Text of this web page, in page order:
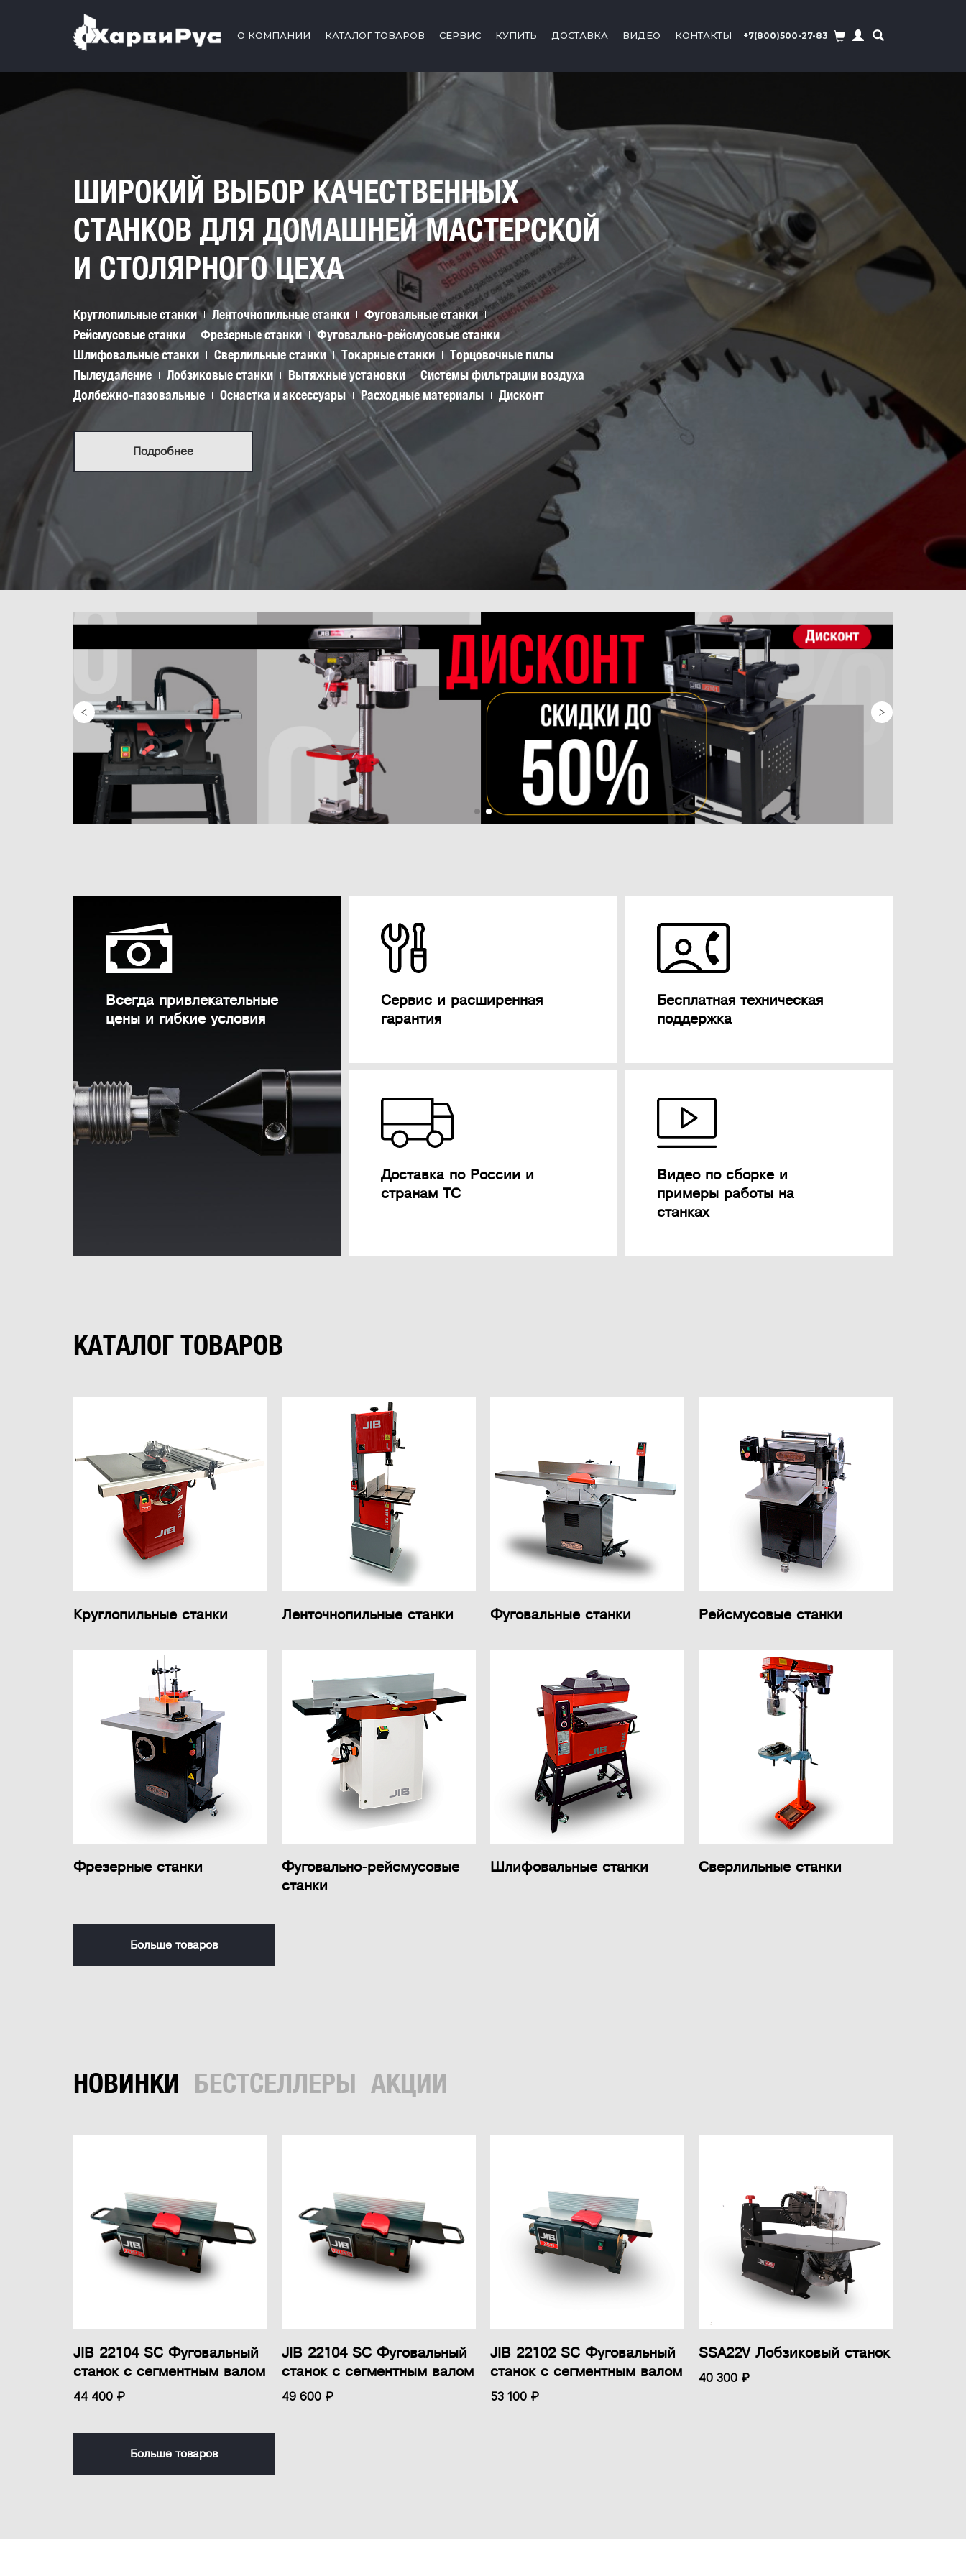
О КОМПАНИИ КАТАЛОГ ТОВАРОВ СЕРВИС КУПИТЬ ДОСТАВКА ВИДЕО КОНТАКТЫ +7(800)500-27-83
ШИРОКИЙ ВЫБОР КАЧЕСТВЕННЫХ
СТАНКОВ ДЛЯ ДОМАШНЕЙ МАСТЕРСКОЙ
И СТОЛЯРНОГО ЦЕХА
Круглопильные станки Ленточнопильные станки
Фуговальные станки
Рейсмусовые станки
Фрезерные станки
Фуговально-рейсмусовые станки
Шлифовальные станки
Сверлильные станки Токарные станки
Торцовочные пилы
Пылеудаление
Лобзиковые станки Вытяжные установки
Системы фильтрации воздуха
Долбежно-пазовальные
Оснастка и аксессуары Расходные материалы Дисконт
Подробнее
Сервис и расширенная
гарантия
Бесплатная техническая
поддержка
Доставка по России и
странам ТС
Всегда привлекательные
цены и гибкие условия
Видео по сборке и
примеры работы на
станках
КАТАЛОГ ТОВАРОВ
Круглопильные станки Ленточнопильные станки Фуговальные станки Рейсмусовые станки
Фрезерные станки
Фуговально-рейсмусовые
станки
Шлифовальные станки Сверлильные станки
Больше товаров
НОВИНКИ БЕСТСЕЛЛЕРЫ АКЦИИ
JIB 22104 SC Фуговальный
станок с сегментным валом
44 400 ₽
JIB 22104 SC Фуговальный
станок с сегментным валом
49 600 ₽
JIB 22102 SC Фуговальный
станок с сегментным валом
53 100 ₽
SSA22V Лобзиковый станок
40 300 ₽
Больше товаров